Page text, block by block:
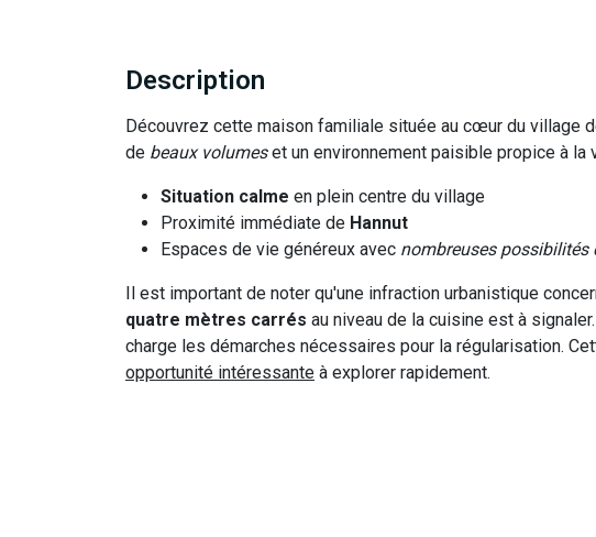
Description
Découvrez cette maison familiale située au cœur du village
de beaux volumeset un environnement paisible propice à la
Situation calme en plein centre du village
Proximité immédiate de Hannut
Espaces de vie généreux avec nombreuses possibilités
Il est important de noter qu'une infraction urbanistique
quatre mètres carrés au niveau de la cuisine est à
charge les démarches nécessaires pour la régularisation.
opportunité intéressante à explorer rapidement.